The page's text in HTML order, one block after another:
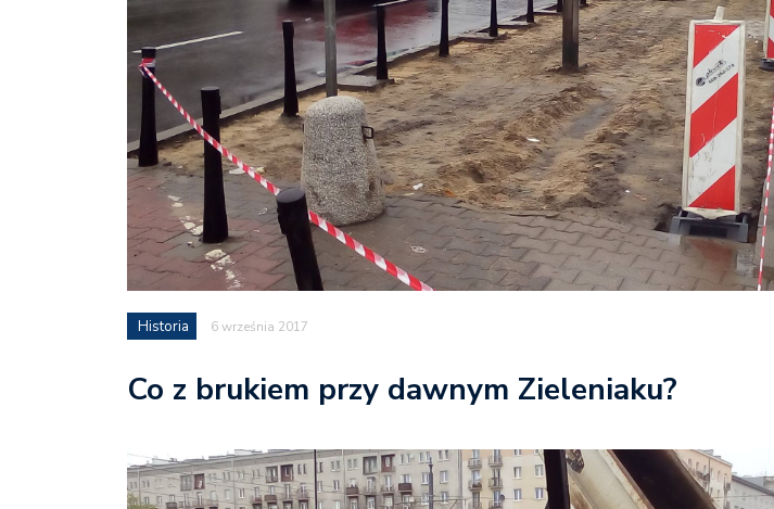
Historia 6 września 2017
Co z brukiem przy dawnym Zieleniaku?